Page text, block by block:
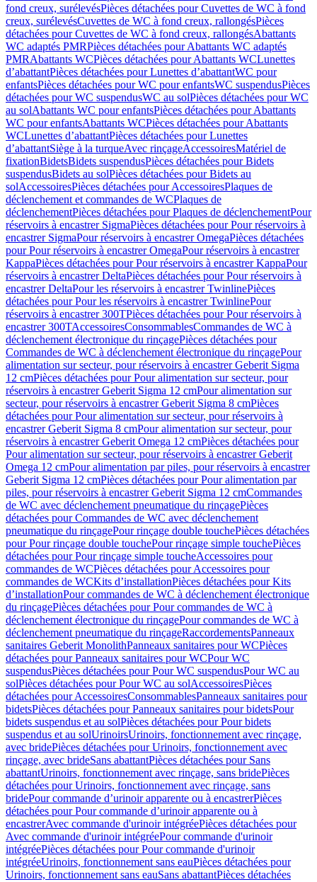
fond creux, surélevésPièces détachées pour Cuvettes de WC à fond
creux, surélevésCuvettes de WC à fond creux, rallongésPièces
détachées pour Cuvettes de WC à fond creux, rallongésAbattants
WC adaptés PMRPièces détachées pour Abattants WC adaptés
PMRAbattants WCPièces détachées pour Abattants WCLunettes
d’abattantPièces détachées pour Lunettes d’abattantWC pour
enfantsPièces détachées pour WC pour enfantsWC suspendusPièces
détachées pour WC suspendusWC au solPièces détachées pour WC
au solAbattants WC pour enfantsPièces détachées pour Abattants
WC pour enfantsAbattants WCPièces détachées pour Abattants
WCLunettes d’abattantPièces détachées pour Lunettes
d’abattantSiège à la turqueAvec rinçageAccessoiresMatériel de
fixationBidetsBidets suspendusPièces détachées pour Bidets
suspendusBidets au solPièces détachées pour Bidets au
solAccessoiresPièces détachées pour AccessoiresPlaques de
déclenchement et commandes de WCPlaques de
déclenchementPièces détachées pour Plaques de déclenchementPour
réservoirs à encastrer SigmaPièces détachées pour Pour réservoirs à
encastrer SigmaPour réservoirs à encastrer OmegaPièces détachées
pour Pour réservoirs à encastrer OmegaPour réservoirs à encastrer
KappaPièces détachées pour Pour réservoirs à encastrer KappaPour
réservoirs à encastrer DeltaPièces détachées pour Pour réservoirs à
encastrer DeltaPour les réservoirs à encastrer TwinlinePièces
détachées pour Pour les réservoirs à encastrer TwinlinePour
réservoirs à encastrer 300TPièces détachées pour Pour réservoirs à
encastrer 300TAccessoiresConsommablesCommandes de WC à
déclenchement électronique du rinçagePièces détachées pour
Commandes de WC à déclenchement électronique du rinçagePour
alimentation sur secteur, pour réservoirs à encastrer Geberit Sigma
12 cmPièces détachées pour Pour alimentation sur secteur, pour
réservoirs à encastrer Geberit Sigma 12 cmPour alimentation sur
secteur, pour réservoirs à encastrer Geberit Sigma 8 cmPièces
détachées pour Pour alimentation sur secteur, pour réservoirs à
encastrer Geberit Sigma 8 cmPour alimentation sur secteur, pour
réservoirs à encastrer Geberit Omega 12 cmPièces détachées pour
Pour alimentation sur secteur, pour réservoirs à encastrer Geberit
Omega 12 cmPour alimentation par piles, pour réservoirs à encastrer
Geberit Sigma 12 cmPièces détachées pour Pour alimentation par
piles, pour réservoirs à encastrer Geberit Sigma 12 cmCommandes
de WC avec déclenchement pneumatique du rinçagePièces
détachées pour Commandes de WC avec déclenchement
pneumatique du rinçagePour rinçage double touchePièces détachées
pour Pour rinçage double touchePour rinçage simple touchePièces
détachées pour Pour rinçage simple toucheAccessoires pour
commandes de WCPièces détachées pour Accessoires pour
commandes de WCKits d’installationPièces détachées pour Kits
d’installationPour commandes de WC à déclenchement électronique
du rinçagePièces détachées pour Pour commandes de WC à
déclenchement électronique du rinçagePour commandes de WC à
déclenchement pneumatique du rinçageRaccordementsPanneaux
sanitaires Geberit MonolithPanneaux sanitaires pour WCPièces
détachées pour Panneaux sanitaires pour WCPour WC
suspendusPièces détachées pour Pour WC suspendusPour WC au
solPièces détachées pour Pour WC au solAccessoiresPièces
détachées pour AccessoiresConsommablesPanneaux sanitaires pour
bidetsPièces détachées pour Panneaux sanitaires pour bidetsPour
bidets suspendus et au solPièces détachées pour Pour bidets
suspendus et au solUrinoirsUrinoirs, fonctionnement avec rinçage,
avec bridePièces détachées pour Urinoirs, fonctionnement avec
rinçage, avec brideSans abattantPièces détachées pour Sans
abattantUrinoirs, fonctionnement avec rinçage, sans bridePièces
détachées pour Urinoirs, fonctionnement avec rinçage, sans
bridePour commande d’urinoir apparente ou à encastrerPièces
détachées pour Pour commande d’urinoir apparente ou à
encastrerAvec commande d'urinoir intégréePièces détachées pour
Avec commande d'urinoir intégréePour commande d'urinoir
intégréePièces détachées pour Pour commande d'urinoir
intégréeUrinoirs, fonctionnement sans eauPièces détachées pour
Urinoirs, fonctionnement sans eauSans abattantPièces détachées